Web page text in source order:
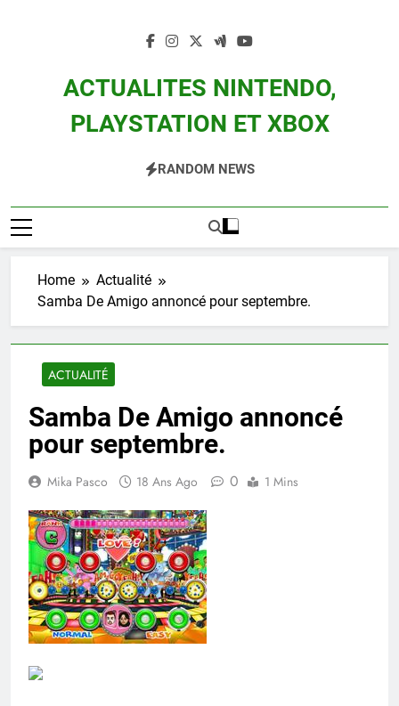
ACTUALITES NINTENDO,
PLAYSTATION ET XBOX
Zelda, Splatoon, Pokemon Entre Autres
RANDOM NEWS
Home
Actualité
Samba De Amigo annoncé pour septembre.
ACTUALITÉ
Samba De Amigo annoncé
pour septembre.
Mika Pasco 18 Ans Ago 0 1 Mins